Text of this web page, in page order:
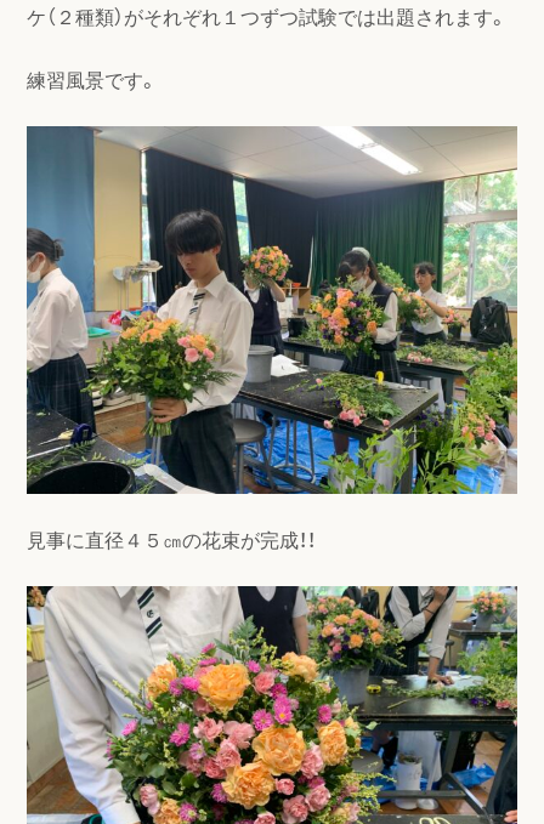
ケ（２種類）がそれぞれ１つずつ試験では出題されます。
練習風景です。
見事に直径４５㎝の花束が完成！！